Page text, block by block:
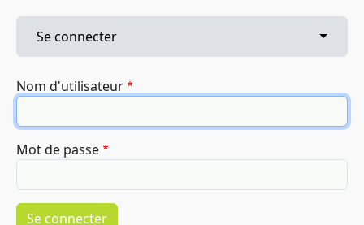
Onglets principaux
Se connecter Toggle
Nom d'utilisateur
Mot de passe